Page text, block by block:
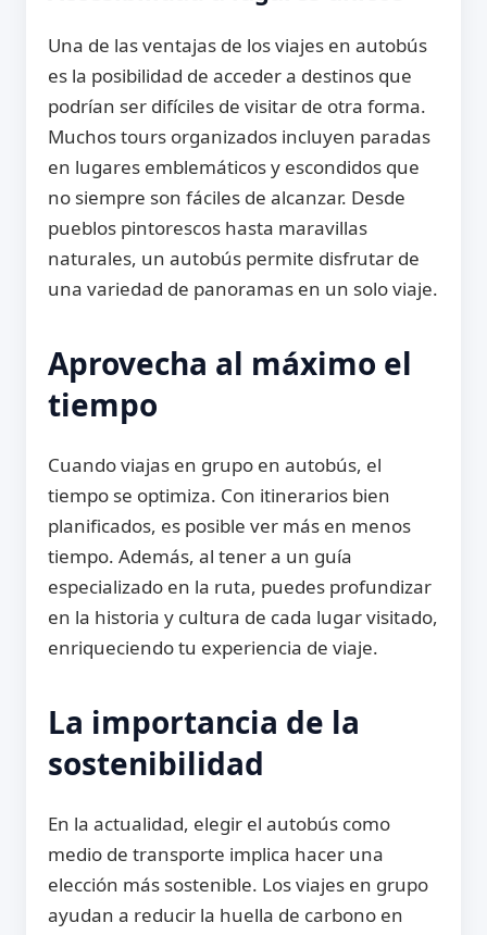
Una de las ventajas de los viajes en autobús
es la posibilidad de acceder a destinos que
podrían ser difíciles de visitar de otra forma.
Muchos tours organizados incluyen paradas
en lugares emblemáticos y escondidos que
no siempre son fáciles de alcanzar. Desde
pueblos pintorescos hasta maravillas
naturales, un autobús permite disfrutar de
una variedad de panoramas en un solo viaje.
Aprovecha al máximo el
tiempo
Cuando viajas en grupo en autobús, el
tiempo se optimiza. Con itinerarios bien
planificados, es posible ver más en menos
tiempo. Además, al tener a un guía
especializado en la ruta, puedes profundizar
en la historia y cultura de cada lugar visitado,
enriqueciendo tu experiencia de viaje.
La importancia de la
sostenibilidad
En la actualidad, elegir el autobús como
medio de transporte implica hacer una
elección más sostenible. Los viajes en grupo
ayudan a reducir la huella de carbono en